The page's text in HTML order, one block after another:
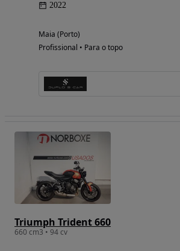
2022
Maia (Porto)
Profissional • Para o topo
Triumph Trident 660
660 cm3 • 94 cv